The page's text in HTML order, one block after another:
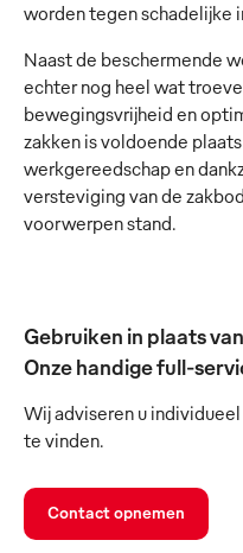
worden tegen schadelijke
Naast de beschermende
echter nog heel wat
bewegingsvrijheid en
zakken is voldoende
werkgereedschap en
versteviging van de
voorwerpen stand.
Gebruiken in plaats
Onze handige full-
Wij adviseren u
te vinden.
Contact opnemen